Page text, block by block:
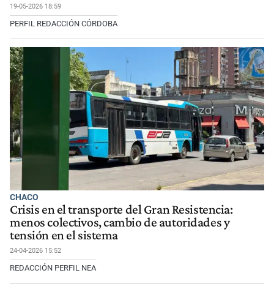
19-05-2026 18:59
PERFIL REDACCIÓN CÓRDOBA
CHACO
Crisis en el transporte del Gran Resistencia:
menos colectivos, cambio de autoridades y
tensión en el sistema
24-04-2026 15:52
REDACCIÓN PERFIL NEA